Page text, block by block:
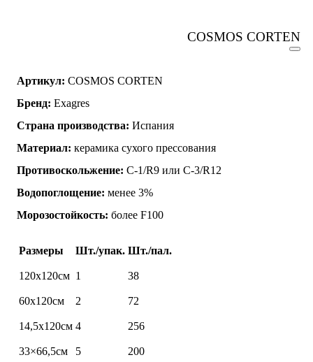
COSMOS CORTEN
Артикул: COSMOS CORTEN
Бренд: Exagres
Страна производства: Испания
Материал: керамика сухого прессования
Противоскольжение: C-1/R9 или C-3/R12
Водопоглощение: менее 3%
Морозостойкость: более F100
Размеры Шт./упак. Шт./пал.
120х120см 1 38
60х120см 2 72
14,5х120см 4 256
33×66,5см 5 200